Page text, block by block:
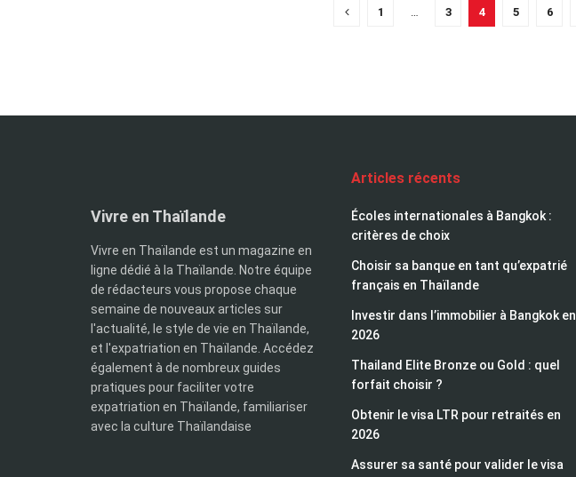
1 3 4 5 6
Vivre en Thaïlande
Vivre en Thaïlande est un magazine en
ligne dédié à la Thaïlande. Notre équipe
de rédacteurs vous propose chaque
semaine de nouveaux articles sur
l'actualité, le style de vie en Thaïlande,
et l'expatriation en Thaïlande. Accédez
également à de nombreux guides
pratiques pour faciliter votre
expatriation en Thaïlande, familiariser
avec la culture Thaïlandaise
Articles récents
Écoles internationales à Bangkok :
critères de choix
Choisir sa banque en tant qu’expatrié
français en Thaïlande
Investir dans l’immobilier à Bangkok en
2026
Thailand Elite Bronze ou Gold : quel
forfait choisir ?
Obtenir le visa LTR pour retraités en
2026
Assurer sa santé pour valider le visa